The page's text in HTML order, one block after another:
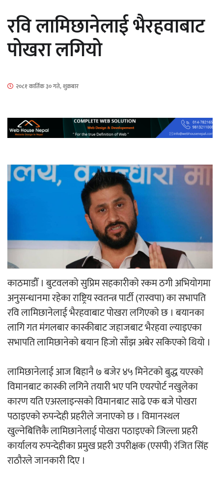
सार्वजनिक
नियन्त्रणमा
‘ईयुमा डट कम’ले बुधबारदेखि आफ्नो
औपचारिक सेवा सञ्चालनमा
हलमा छैन ‘गौँथली’को टिकट
‘आइतबारको अफिस’ को परिचर्चा सम्पन्न
अर्जुन चन्द्रको ‘संवेदनाका प्रतिध्वनि’
रवि लामिछानेलाई भैरहवाबाट
पोखरा लगियो
२०८१ कार्तिक ३० गते, शुक्रबार
काठमाडौँ । बुटवलको सुप्रिम सहकारीको रकम ठगी अभियोगमा
अनुसन्धानमा रहेका राष्ट्रिय स्वतन्त्र पार्टी (रास्वपा) का सभापति
रवि लामिछानेलाई भैरहवाबाट पोखरा लगिएको छ । बयानका
लागि गत मंगलबार कास्कीबाट जहाजबाट भैरहवा ल्याइएका
सभापति लामिछानेको बयान हिजो साँझ अबेर सकिएको थियो ।
लामिछानेलाई आज बिहानै ७ बजेर ४५ मिनेटको बुद्ध यएरको
विमानबाट कास्की लगिने तयारी भए पनि एयरपोर्ट नखुलेका
कारण यति एअरलाइन्सको विमानबाट साढे एक बजे पोखरा
पठाइएको रुपन्देही प्रहरीले जनाएको छ । विमानस्थल
खुल्नेबित्तिकै लामिछानेलाई पोखरा पठाइएको जिल्ला प्रहरी
कार्यालय रुपन्देहीका प्रमुख प्रहरी उपरीक्षक (एसपी) रंजित सिंह
राठौरले जानकारी दिए ।